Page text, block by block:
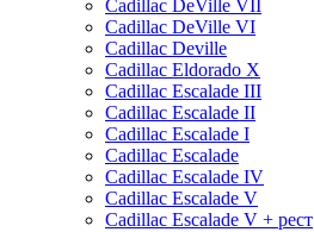
Cadillac DeVille VII
Cadillac DeVille VI
Cadillac Deville
Cadillac Eldorado X
Cadillac Escalade III
Cadillac Escalade II
Cadillac Escalade I
Cadillac Escalade
Cadillac Escalade IV
Cadillac Escalade V
Cadillac Escalade V + рест